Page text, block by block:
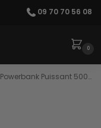
09 70 70 56 08
0
Powerbank Puissant 50000 mAh